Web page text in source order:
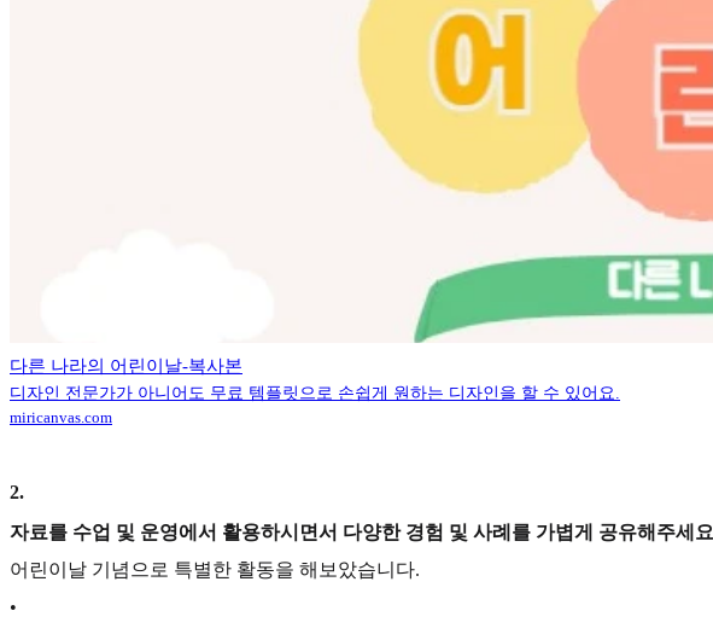
다른 나라의 어린이날-복사본
디자인 전문가가 아니어도 무료 템플릿으로 손쉽게 원하는 디자인을 할 수 있어요.
miricanvas.com
2.
자료를 수업 및 운영에서 활용하시면서 다양한 경험 및 사례를 가볍게 공유해주세요
어린이날 기념으로 특별한 활동을 해보았습니다.
•